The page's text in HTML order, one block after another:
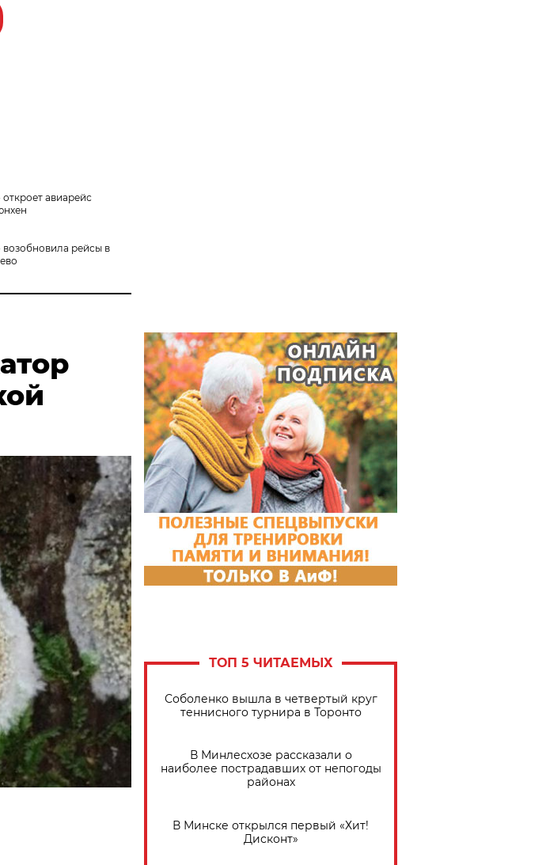
откроет авиарейс
возобновила рейсы в
ТОП 5 ЧИТАЕМЫХ
Соболенко вышла в четвертый круг
теннисного турнира в Торонто
В Минлесхозе рассказали о
наиболее пострадавших от непогоды
районах
В Минске открылся первый «Хит!
Дисконт»